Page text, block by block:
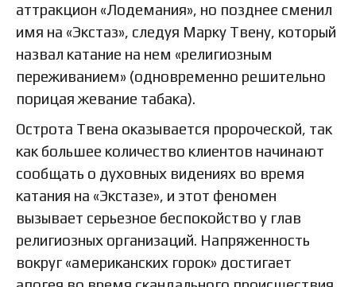
аттракцион «Лодемания», но позднее сменил
имя на «Экстаз», следуя Марку Твену, который
назвал катание на нем «религиозным
переживанием» (одновременно решительно
порицая жевание табака).
Острота Твена оказывается пророческой, так
как большее количество клиентов начинают
сообщать о духовных видениях во время
катания на «Экстазе», и этот феномен
вызывает серьезное беспокойство у глав
религиозных организаций. Напряженность
вокруг «американских горок» достигает